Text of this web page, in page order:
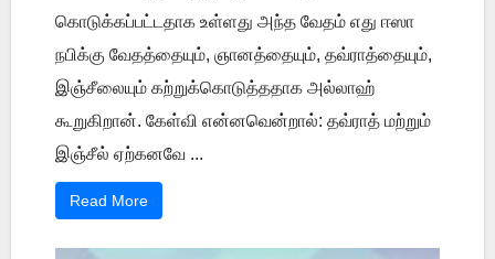
கொடுக்கப்பட்டதாக உள்ளது அந்த வேதம் எது ஈஸா
நபிக்கு வேதத்தையும், ஞானத்தையும், தவ்ராத்தையும்,
இஞ்சீலையும் கற்றுக்கொடுத்ததாக அல்லாஹ்
கூறுகிறான். கேள்வி என்னவென்றால்: தவ்ராத் மற்றும்
இஞ்சீல் ஏற்கனவே ...
Read More